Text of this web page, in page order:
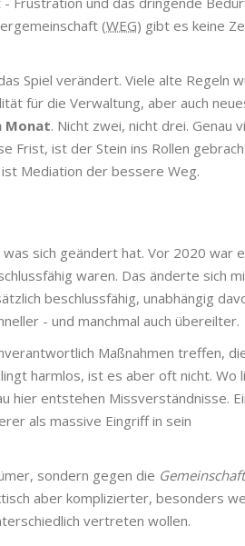
(WEG) gibt es keine
Spiel verändert. Viele alte Regeln
für die Verwaltung, aber auch
Monat. Nicht zwei, nicht drei. Genau
Frist, ist der Stein ins Rollen
ist Mediation der bessere Weg.
sich geändert hat. Vor 2020 war
waren. Das änderte sich
beschlussfähig, unabhängig
- und manchmal auch übereilter.
Maßnahmen treffen,
harmlos, ist es aber oft nicht. Wo
hier entstehen Missverständnisse.
als massive Eingriff in sein
sondern gegen die Gemeinschaft
aber komplizierter, besonders
vertreten wollen.